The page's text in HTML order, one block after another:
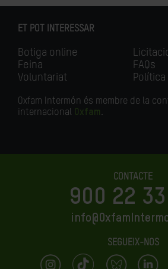
ET POT INTERESSAR
Botiga online
Feina
Voluntariat
FAQs
Oxfam Intermón és membre de la
internacional Oxfam.
CONTACTE
900 22
SEGUEIX-NOS